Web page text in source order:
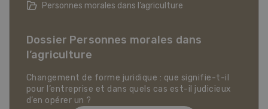
Articles biologiques
Dossier Articles biologiques